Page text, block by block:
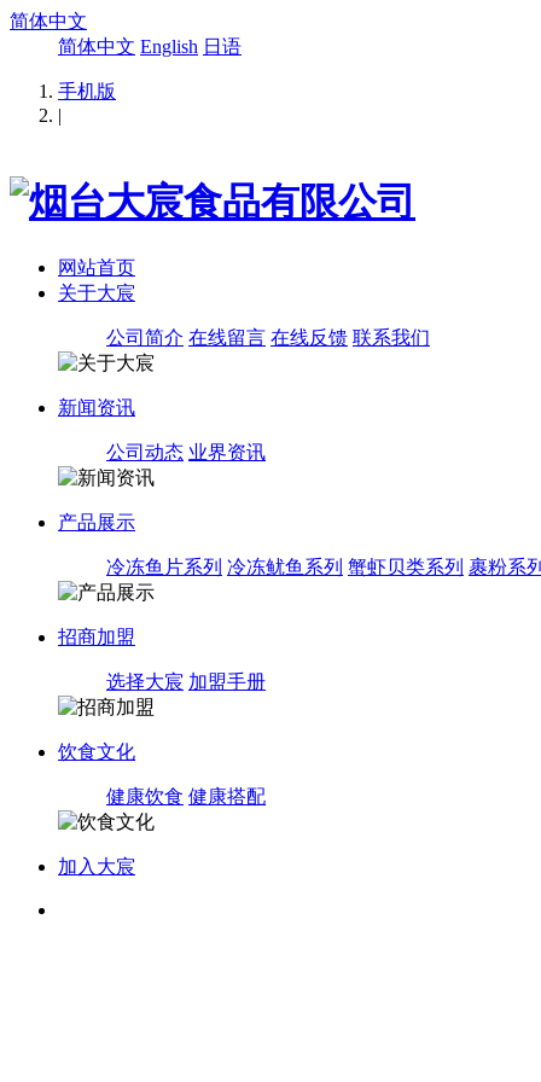
简体中文
简体中文 English 日语
手机版
|
网站首页
关于大宸
公司简介 在线留言 在线反馈 联系我们
新闻资讯
公司动态 业界资讯
产品展示
冷冻鱼片系列 冷冻鱿鱼系列 蟹虾贝类系列 裹粉系
招商加盟
选择大宸 加盟手册
饮食文化
健康饮食 健康搭配
加入大宸